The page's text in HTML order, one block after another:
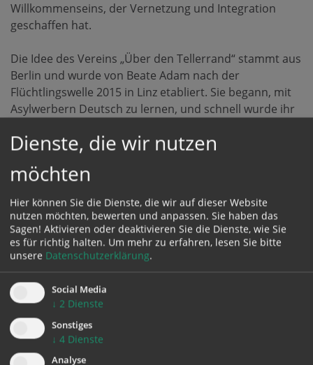
Willkommenseins, der Vernetzung und Integration
geschaffen hat.
Die Idee des Vereins „Über den Tellerrand“ stammt aus
Berlin und wurde von Beate Adam nach der
Flüchtlingswelle 2015 in Linz etabliert. Sie begann, mit
Asylwerbern Deutsch zu lernen, und schnell wurde ihr
aber kraftvolle Erkenntnis hat die Grundlage für ein
Kulturen in Linz zusammenbringt. Im KitchenHub in
gemeinsam gekocht, gegessen, gelernt und gelacht.
Ehrenamtliche Köche bringen dabei ihre ganz
persönlichen kulinarischen Einflüsse mit.
soziale Projekte unterstützt – ein Beweis dafür, dass die
Hilfe nicht nur unmittelbar geschieht, sondern
nachhaltig wirkt. Der „Tellerrand“ ist für viele über die
Jahre zu einer Familie geworden, die breite
Unterstützung bietet und einen Raum der
Dienste, die wir nutzen
möchten
Hier können Sie die Dienste, die wir auf dieser Website
nutzen möchten, bewerten und anpassen. Sie haben das
Sagen! Aktivieren oder deaktivieren Sie die Dienste, wie Sie
es für richtig halten. Um mehr zu erfahren, lesen Sie bitte
unsere Datenschutzerklärung.
Social Media
↓ 2 Dienste
Sonstiges
↓ 4 Dienste
Analyse